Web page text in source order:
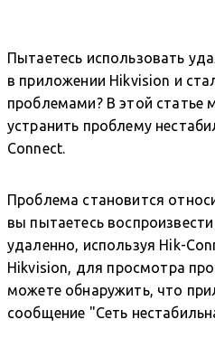
Пытаетесь использовать
в приложении Hikvision и
проблемами? В этой статье
устранить проблему
Connect.
Проблема становится
вы пытаетесь
удаленно, используя Hik-
Hikvision, для просмотра
можете обнаружить, что
сообщение "Сеть